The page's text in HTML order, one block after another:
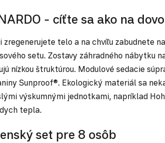
- cíťte sa ako na
telo a na chvíľu zabudnete
setu. Zostavy záhradného
nízkou štruktúrou. Modulové sedacie
Sunproof®. Ekologický materiál sa
výskumnými jednotkami, napríklad
tepla.
set pre 8 osôb